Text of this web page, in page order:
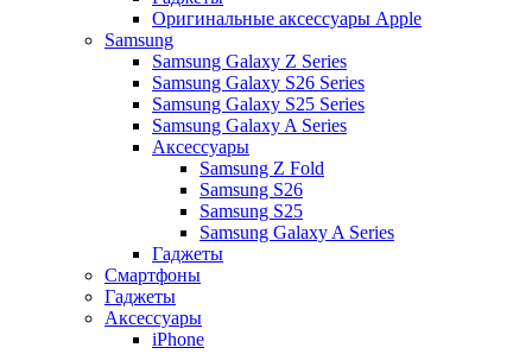
Оригинальные аксессуары Apple
Samsung
Samsung Galaxy Z Series
Samsung Galaxy S26 Series
Samsung Galaxy S25 Series
Samsung Galaxy A Series
Аксессуары
Samsung Z Fold
Samsung S26
Samsung S25
Samsung Galaxy A Series
Гаджеты
Смартфоны
Гаджеты
Аксессуары
iPhone